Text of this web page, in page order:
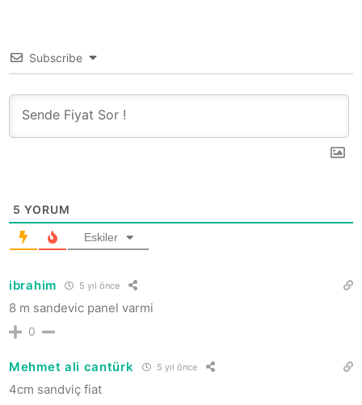
Subscribe
5 YORUM
Eskiler
ibrahim 5 yıl önce
8 m sandevic panel varmi
0
Mehmet ali cantürk 5 yıl önce
4cm sandviç fiat